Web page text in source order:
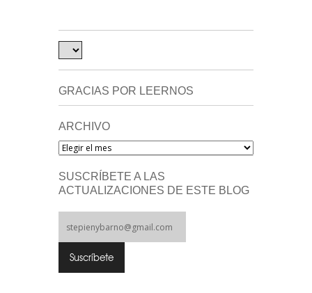
GRACIAS POR LEERNOS
ARCHIVO
Archivo
SUSCRÍBETE A LAS
ACTUALIZACIONES DE ESTE BLOG